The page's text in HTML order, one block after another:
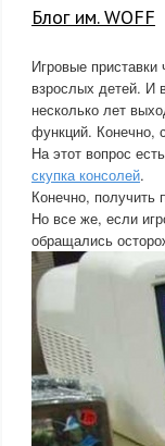
Блог им. WOFF
Игровые
взрослых детей. И
несколько лет
функций. Конечно,
На этот вопрос
скупка консолей.
Конечно, получить
Но все же, если
обращались